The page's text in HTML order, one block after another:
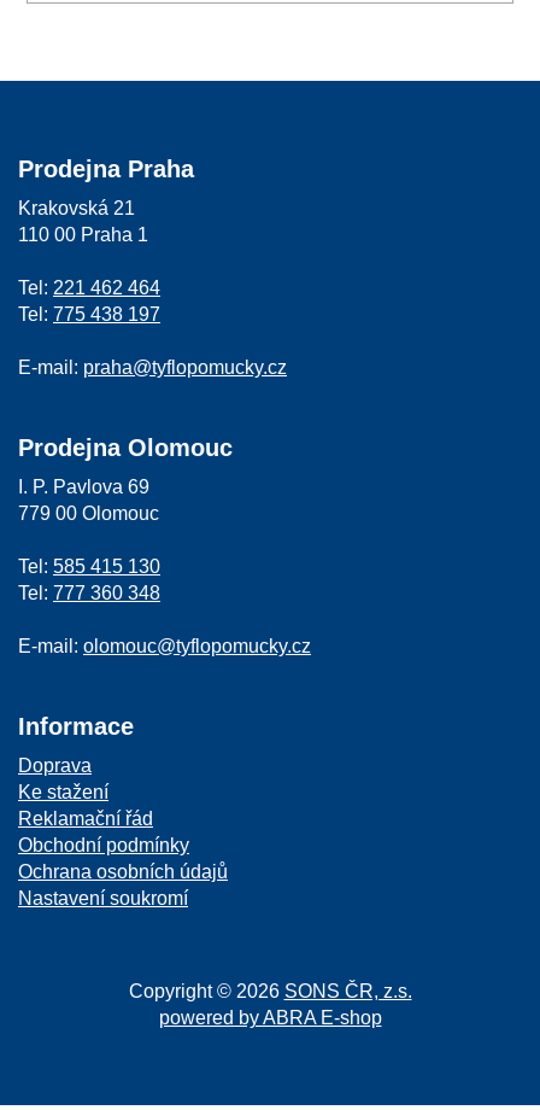
Prodejna Praha
Krakovská 21
110 00 Praha 1
Tel: 221 462 464
Tel: 775 438 197
E-mail: praha@tyflopomucky.cz
Prodejna Olomouc
I. P. Pavlova 69
779 00 Olomouc
Tel: 585 415 130
Tel: 777 360 348
E-mail: olomouc@tyflopomucky.cz
Informace
Doprava
Ke stažení
Reklamační řád
Obchodní podmínky
Ochrana osobních údajů
Nastavení soukromí
Copyright © 2026 SONS ČR, z.s.
powered by ABRA E-shop